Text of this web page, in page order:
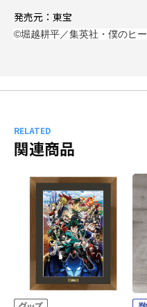
発売元：東宝
©堀越耕平／集英社・僕のヒ
RELATED
関連商品